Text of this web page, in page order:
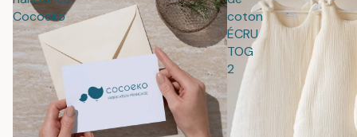
Cocoeko
coton
ÉCRU
TOG
2